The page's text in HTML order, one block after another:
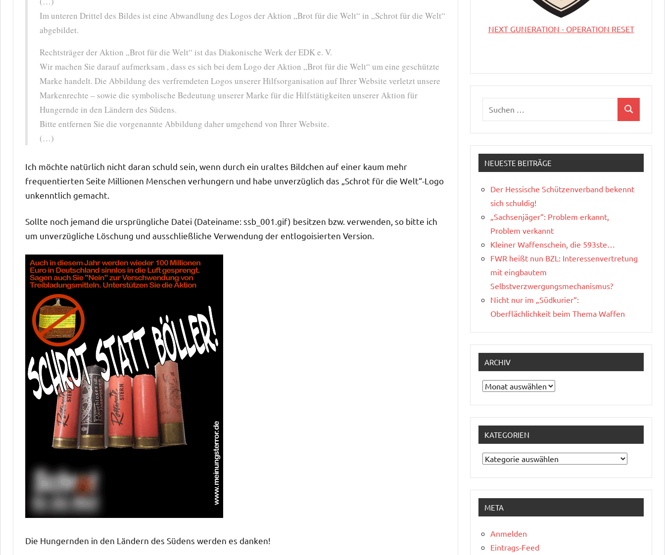
Im unteren Drittel des Bildes ist eine Abwandlung des Logos der Aktion „Brot für die Welt“ in „Schrot für die Welt“
abgebildet.
Rechtsträger der Aktion „Brot für die Welt“ ist das Diakonische Werk der EDK e. V.
Wir machen Sie darauf aufmerksam , dass es sich bei dem Logo der Aktion „Brot für die Welt“ um eine geschützte
Marke handelt. Die Abbildung des verfremdeten Logos unserer Hilfsorganisation auf Ihrer Website verletzt unsere
Markenrechte – sowie die symbolische Bedeutung unserer Marke für die Hilfstätigkeiten unserer Aktion für
Hungernde in den Ländern des Südens.
Bitte entfernen Sie die vorgenannte Abbildung daher umgehend von Ihrer Website.
(…)
Ich möchte natürlich nicht daran schuld sein, wenn durch ein uraltes Bildchen auf einer kaum mehr
frequentierten Seite Millionen Menschen verhungern und habe unverzüglich das „Schrot für die Welt“-Logo
unkenntlich gemacht.
Sollte noch jemand die ursprüngliche Datei (Dateiname: ssb_001.gif) besitzen bzw. verwenden, so bitte ich
um unverzügliche Löschung und ausschließliche Verwendung der entlogoisierten Version.
Die Hungernden in den Ländern des Südens werden es danken!
NEXT GUNERATION - OPERATION RESET
Suchen
NEUESTE BEITRÄGE
Der Hessische Schützenverband bekennt
sich schuldig!
„Sachsenjäger“: Problem erkannt,
Problem verkannt
Kleiner Waffenschein, die 593ste…
FWR heißt nun BZL: Interessenvertretung
mit eingbautem
Selbstverzwergungsmechanismus?
Nicht nur im „Südkurier“:
Oberflächlichkeit beim Thema Waffen
ARCHIV
Archiv
KATEGORIEN
Kategorien
META
Anmelden
Eintrags-Feed